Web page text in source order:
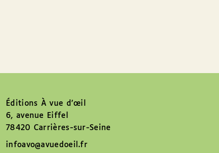
Éditions À vue d’œil
6, avenue Eiffel
78420 Carrières-sur-Seine
infoavo@avuedoeil.fr